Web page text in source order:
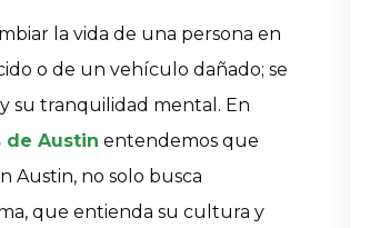
la vida de una persona en
o de un vehículo dañado; se
su tranquilidad mental. En
de Austin entendemos que
Austin, no solo busca
que entienda su cultura y